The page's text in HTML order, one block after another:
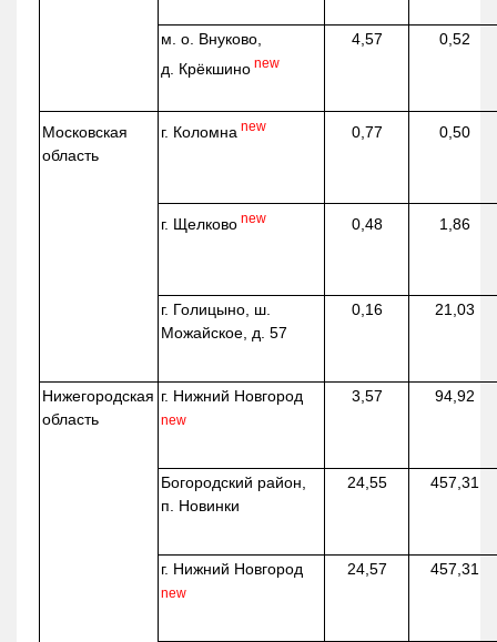
м. о. Внуково,
д. Крёкшино new
4,57 0,52
Московская
область
г. Коломна new 0,77 0,50
г. Щелково new 0,48 1,86
г. Голицыно, ш.
Можайское, д. 57
0,16 21,03
Нижегородская
область
г. Нижний Новгород
new
3,57 94,92
Богородский район,
п. Новинки
24,55 457,31
г. Нижний Новгород
new
24,57 457,31